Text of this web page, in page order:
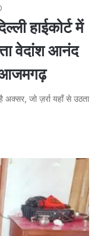
हाईकोर्ट में
वेदांश आनंद
आजमगढ़
जो ज़र्रा यहाँ से उठता